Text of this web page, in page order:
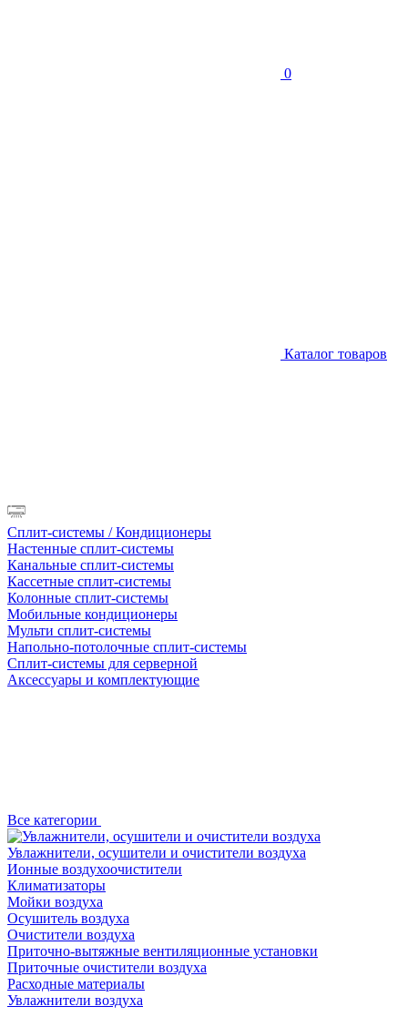
0
Каталог товаров
Сплит-системы / Кондиционеры
Настенные сплит-системы
Канальные сплит-системы
Кассетные сплит-системы
Колонные сплит-системы
Мобильные кондиционеры
Мульти сплит-системы
Напольно-потолочные сплит-системы
Сплит-системы для серверной
Аксессуары и комплектующие
Все категории
Увлажнители, осушители и очистители воздуха
Ионные воздухоочистители
Климатизаторы
Мойки воздуха
Осушитель воздуха
Очистители воздуха
Приточно-вытяжные вентиляционные установки
Приточные очистители воздуха
Расходные материалы
Увлажнители воздуха